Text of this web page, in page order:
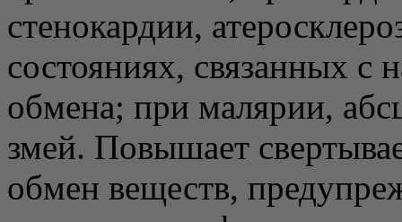
стенокардии,
состояниях, связанных с
обмена; при малярии,
змей. Повышает
обмен веществ,